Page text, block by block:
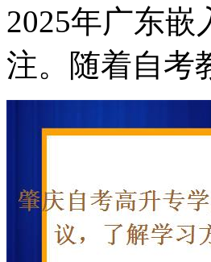
2025年广东
注。随着自考